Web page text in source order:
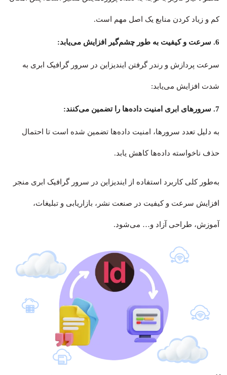
کم و زیاد کردن منابع یک اصل مهم است.
6. سرعت و کیفیت به طور چشم‌گیر افزایش می‌یابد:
سرعت پردازش و رندر گرفتن ایندیزاین در سرور گرافیک ابری به
شدت افزایش می‌یابد:
7. سرورهای ابری امنیت داده‌ها را تضمین می‌کنند:
به دلیل تعدد سرورها، امنیت داده‌ها تضمین شده است تا احتمال
حذف ناخواسته داده‌ها کاهش یابد.
به‌طور کلی کاربرد استفاده از ایندیزاین در سرور گرافیک ابری منجر
افزایش سرعت و کیفیت در صنعت نشر، بازاریابی و تبلیغات،
آموزش، طراحی آزاد و… می‌شود.